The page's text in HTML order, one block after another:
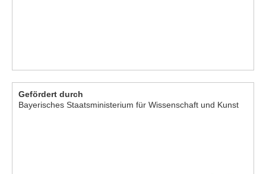
Gefördert durch
Bayerisches Staatsministerium für Wissenschaft und Kunst